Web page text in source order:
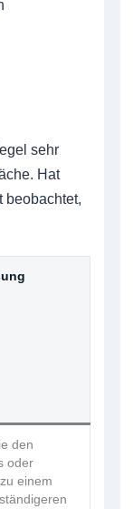
sehr
Hat
beobachtet,
den
oder
einem